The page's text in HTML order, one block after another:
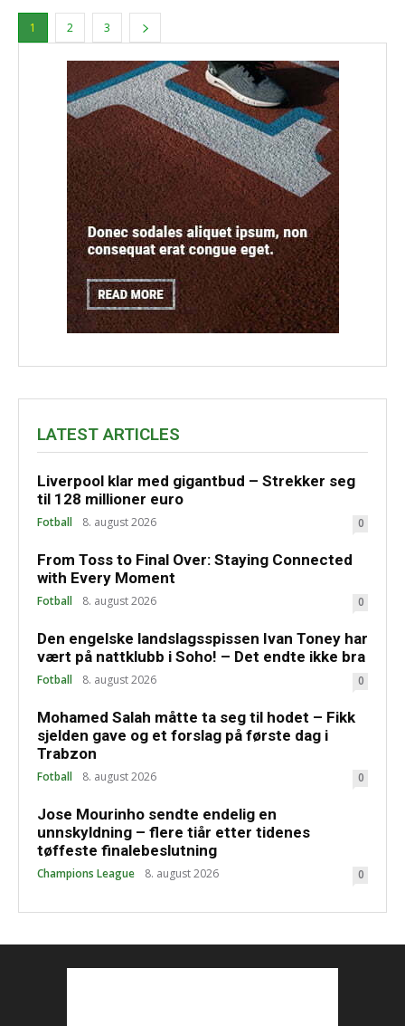
1 2 3
LATEST ARTICLES
Liverpool klar med gigantbud – Strekker seg
til 128 millioner euro
Fotball 8. august 2026 0
From Toss to Final Over: Staying Connected
with Every Moment
Fotball 8. august 2026 0
Den engelske landslagsspissen Ivan Toney har
vært på nattklubb i Soho! – Det endte ikke bra
Fotball 8. august 2026 0
Mohamed Salah måtte ta seg til hodet – Fikk
sjelden gave og et forslag på første dag i
Trabzon
Fotball 8. august 2026 0
Jose Mourinho sendte endelig en
unnskyldning – flere tiår etter tidenes
tøffeste finalebeslutning
Champions League 8. august 2026 0